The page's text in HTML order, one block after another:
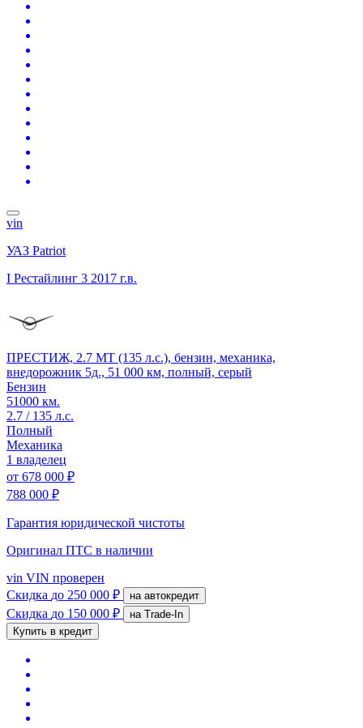
vin
УАЗ Patriot
I Рестайлинг 3 2017 г.в.
ПРЕСТИЖ, 2.7 MT (135 л.с.), бензин, механика,
внедорожник 5д., 51 000 км, полный, серый
Бензин
51000 км.
2.7 / 135 л.с.
Полный
Механика
1 владелец
от 678 000 ₽
788 000 ₽
Гарантия юридической чистоты
Оригинал ПТС в наличии
vin VIN проверен
Скидка до 250 000 ₽ на автокредит
Скидка до 150 000 ₽
на Trade-In
Купить в кредит